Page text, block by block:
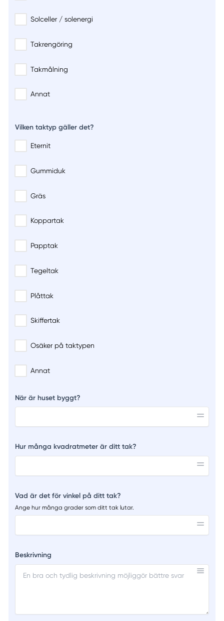
Solceller / solenergi
Takrengöring
Takmålning
Annat
Vilken taktyp gäller det?
Eternit
Gummiduk
Gräs
Koppartak
Papptak
Tegeltak
Plåttak
Skiffertak
Osäker på taktypen
Annat
När är huset byggt?
Hur många kvadratmeter är ditt tak?
Vad är det för vinkel på ditt tak?
Ange hur många grader som ditt tak lutar.
Beskrivning